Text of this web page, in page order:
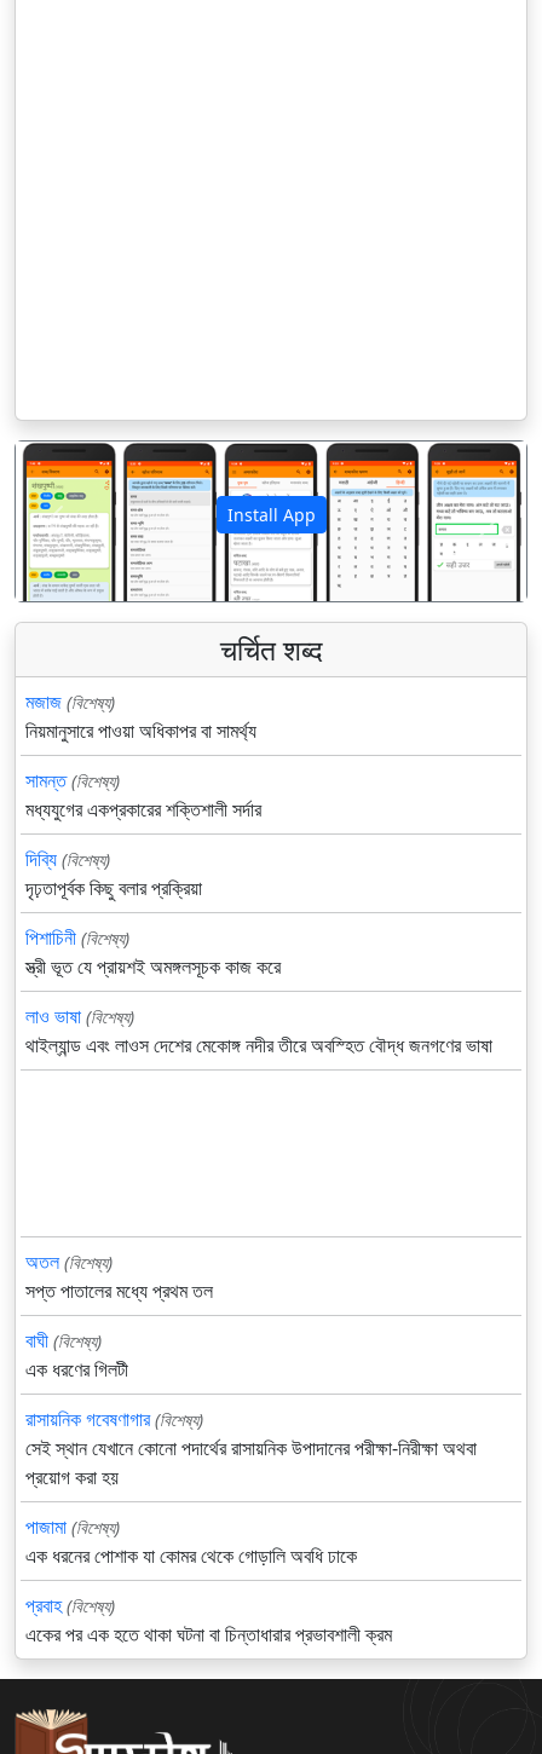
Install App
पिछला अगला
चर्चित शब्द
মজাজ (বিশেষ্য)
নিয়মানুসারে পাওয়া অধিকাপর বা সামর্থ্য
সামন্ত (বিশেষ্য)
মধ্যযুগের একপ্রকারের শক্তিশালী সর্দার
দিব্যি (বিশেষ্য)
দৃঢ়তাপূর্বক কিছু বলার প্রক্রিয়া
পিশাচিনী (বিশেষ্য)
স্ত্রী ভূত যে প্রায়শই অমঙ্গলসূচক কাজ করে
লাও ভাষা (বিশেষ্য)
থাইল্যান্ড এবং লাওস দেশের মেকোঙ্গ নদীর তীরে অবস্হিত বৌদ্ধ জনগণের ভাষা
অতল (বিশেষ্য)
সপ্ত পাতালের মধ্যে প্রথম তল
বাঘী (বিশেষ্য)
এক ধরণের গিলটী
রাসায়নিক গবেষণাগার (বিশেষ্য)
সেই স্থান যেখানে কোনো পদার্থের রাসায়নিক উপাদানের পরীক্ষা-নিরীক্ষা অথবা
প্রয়োগ করা হয়
পাজামা (বিশেষ্য)
এক ধরনের পোশাক যা কোমর থেকে গোড়ালি অবধি ঢাকে
প্রবাহ (বিশেষ্য)
একের পর এক হতে থাকা ঘটনা বা চিন্তাধারার প্রভাবশালী ক্রম